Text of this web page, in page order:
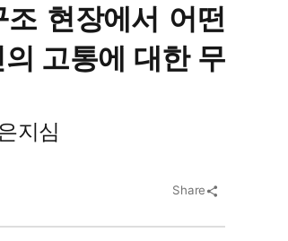
현장에서 어떤
고통에 대한 무
지심
Share share